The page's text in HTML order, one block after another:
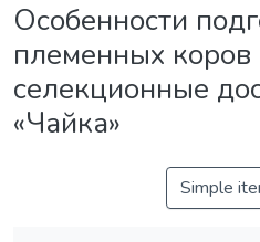
Особенности
племенных
селекционные
«Чайка»
Simple